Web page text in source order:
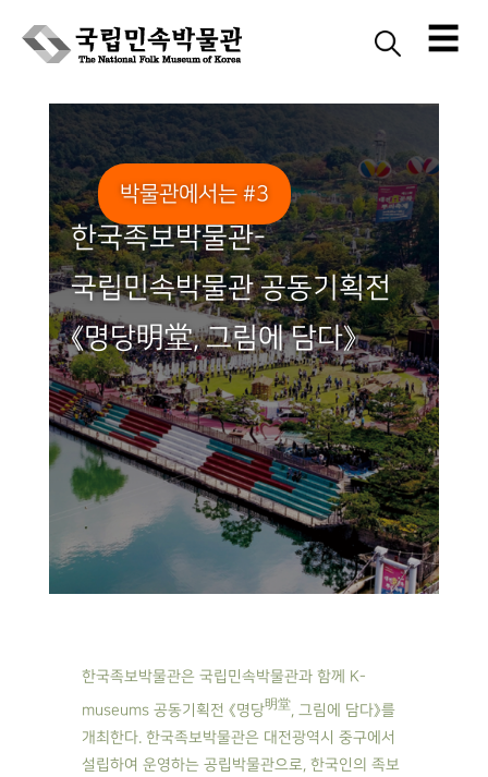
☰
Skip
content
박물관에서는 #3
한국족보박물관-
국립민속박물관 공동기획전
《명당明堂, 그림에 담다》
한국족보박물관은 국립민속박물관과 함께 K-
museums 공동기획전 《명당明堂, 그림에 담다》를
개최한다. 한국족보박물관은 대전광역시 중구에서
설립하여 운영하는 공립박물관으로, 한국인의 족보